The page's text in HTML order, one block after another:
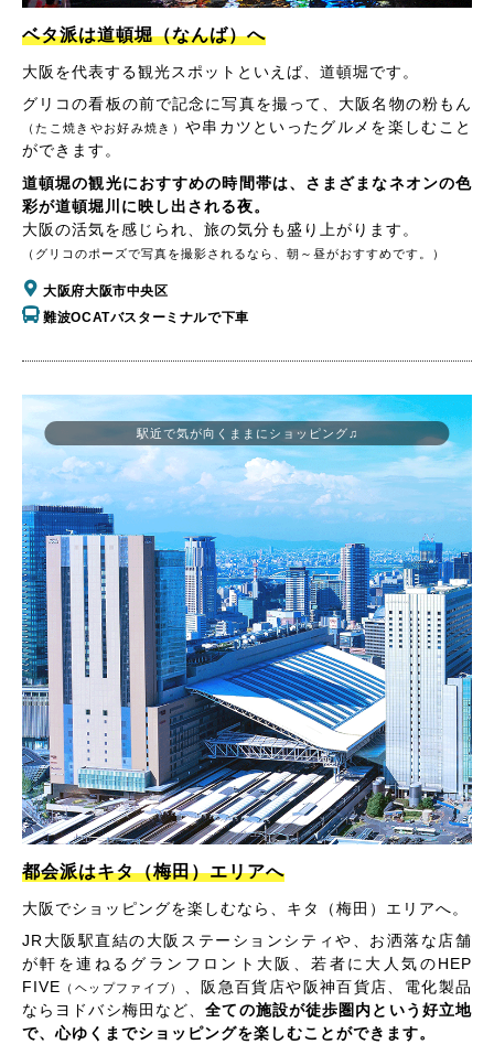
ベタ派は道頓堀（なんば）へ
大阪を代表する観光スポットといえば、道頓堀です。
グリコの看板の前で記念に写真を撮って、大阪名物の粉もん
（たこ焼きやお好み焼き） や串カツといったグルメを楽しむこと
ができます。
道頓堀の観光におすすめの時間帯は、さまざまなネオンの色
彩が道頓堀川に映し出される夜。
大阪の活気を感じられ、旅の気分も盛り上がります。
（グリコのポーズで写真を撮影されるなら、朝～昼がおすすめです。）
大阪府大阪市中央区
難波OCATバスターミナルで下車
都会派はキタ（梅田）エリアへ
大阪でショッピングを楽しむなら、キタ（梅田）エリアへ。
JR大阪駅直結の大阪ステーションシティや、お洒落な店舗
が軒を連ねるグランフロント大阪、若者に大人気のHEP
FIVE （ヘップファイブ）
、阪急百貨店や阪神百貨店、電化製品
ならヨドバシ梅田など、全ての施設が徒歩圏内という好立地
で、心ゆくまでショッピングを楽しむことができます。
駅近で気が向くままにショッピング♫